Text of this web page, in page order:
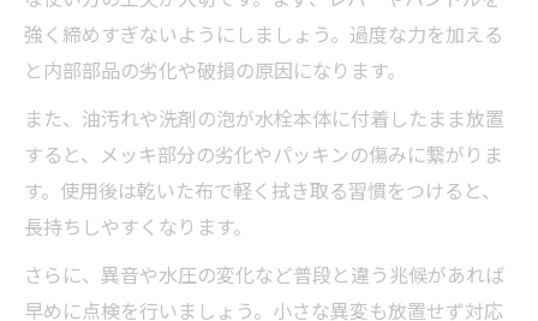
強く締めすぎないようにしましょう。過度な力を加える
と内部部品の劣化や破損の原因になります。
また、油汚れや洗剤の泡が水栓本体に付着したまま放置
すると、メッキ部分の劣化やパッキンの傷みに繋がりま
す。使用後は乾いた布で軽く拭き取る習慣をつけると、
長持ちしやすくなります。
さらに、異音や水圧の変化など普段と違う兆候があれば
早めに点検を行いましょう。小さな異変も放置せず対応